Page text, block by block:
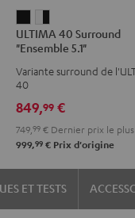
40
Surround
"Ensemble
Noir
40
Surround
"Ensemble
Blanc
/
Noir
ULTIMA 40 Surround
"Ensemble 5.1"
Variante surround de
40
849,99 €
749, 99 € Dernier prix le plus
999,99 € Prix d'origine
ET TESTS